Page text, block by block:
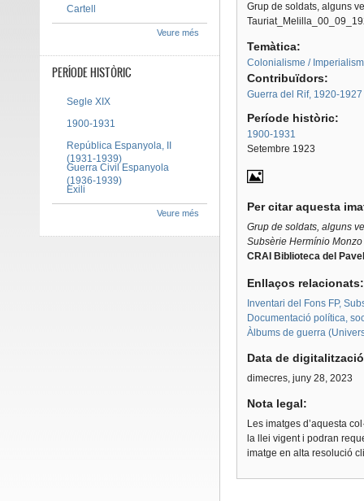
Grup de soldats, alguns
Temàtica:
Colonialisme /
Contribuïdors:
Guerra del Rif, 1920-1927
Període històric:
1900-1931
Setembre 1923
Per citar aquesta
Grup de soldats, alguns
Subsèrie Hermínio
CRAI Biblioteca del
Enllaços
Inventari del Fons FP,
Documentació política,
Àlbums de guerra
Data de
dimecres, juny 28, 2023
Nota legal:
Les imatges d’aquesta
la llei vigent i podran
imatge en alta resolució
Cartell
Veure més
PERÍODE HISTÒRIC
Segle XIX
1900-1931
República Espanyola, II
(1931-1939)
Guerra Civil Espanyola
(1936-1939)
Exili
Veure més